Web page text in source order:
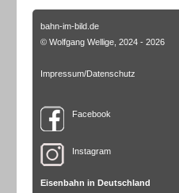
bahn-im-bild.de
© Wolfgang Wellige, 2024 - 2026
Impressum/Datenschutz
Facebook
Instagram
Eisenbahn in Deutschland